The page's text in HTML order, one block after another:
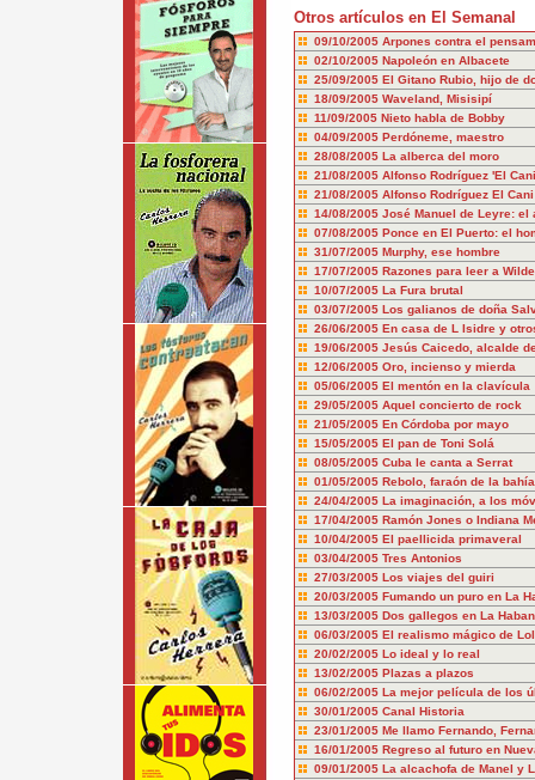
Otros artículos en El Semanal
09/10/2005 Arpones contra el
02/10/2005 Napoleón en Albacete
25/09/2005 El Gitano Rubio, hijo de
18/09/2005 Waveland, Misisipí
11/09/2005 Nieto habla de Bobby
04/09/2005 Perdóneme, maestro
28/08/2005 La alberca del moro
21/08/2005 Alfonso Rodríguez 'El
21/08/2005 Alfonso Rodríguez El
14/08/2005 José Manuel de Leyre: el
07/08/2005 Ponce en El Puerto: el
31/07/2005 Murphy, ese hombre
17/07/2005 Razones para leer a Wilde
10/07/2005 La Fura brutal
03/07/2005 Los galianos de doña
26/06/2005 En casa de L Isidre y
19/06/2005 Jesús Caicedo, alcalde
12/06/2005 Oro, incienso y mierda
05/06/2005 El mentón en la clavícula
29/05/2005 Aquel concierto de rock
21/05/2005 En Córdoba por mayo
15/05/2005 El pan de Toni Solá
08/05/2005 Cuba le canta a Serrat
01/05/2005 Rebolo, faraón de la bahía
24/04/2005 La imaginación, a los
17/04/2005 Ramón Jones o Indiana
10/04/2005 El paellicida primaveral
03/04/2005 Tres Antonios
27/03/2005 Los viajes del guiri
20/03/2005 Fumando un puro en La
13/03/2005 Dos gallegos en La
06/03/2005 El realismo mágico de
20/02/2005 Lo ideal y lo real
13/02/2005 Plazas a plazos
06/02/2005 La mejor película de los
30/01/2005 Canal Historia
23/01/2005 Me llamo Fernando,
16/01/2005 Regreso al futuro en
09/01/2005 La alcachofa de Manel y